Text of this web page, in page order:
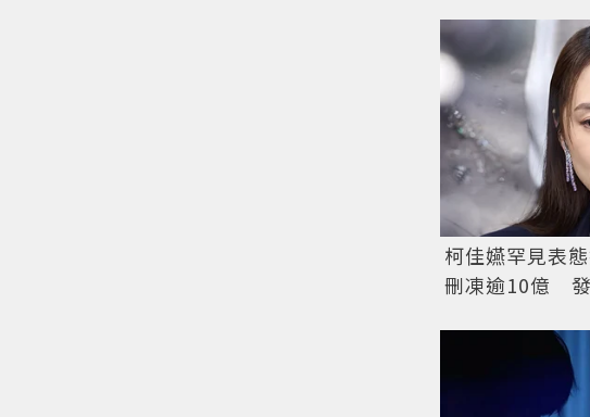
柯佳嬿罕見表
刪凍逾10億